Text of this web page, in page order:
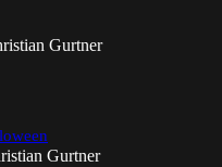
Gurtner
Gurtner